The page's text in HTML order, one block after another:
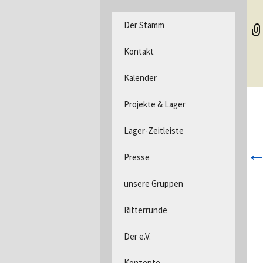
DPSG Stamm
springen
Der Stamm
Kontakt
Kalender
Projekte & Lager
Lager-Zeitleiste
Presse
unsere Gruppen
Ritterrunde
Der e.V.